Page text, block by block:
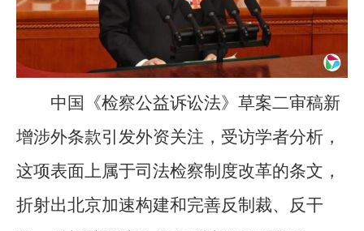
中国《检察公益诉讼法》草案二审稿新
增涉外条款引发外资关注，受访学者分析，
这项表面上属于司法检察制度改革的条文，
折射出北京加速构建和完善反制裁、反干